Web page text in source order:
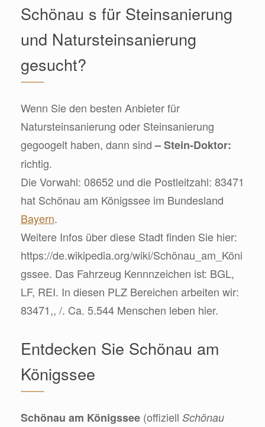
Schönau s für Steinsanierung
und Natursteinsanierung
gesucht?
Wenn Sie den besten Anbieter für
Natursteinsanierung oder Steinsanierung
gegoogelt haben, dann sind– Stein-Doktor:
richtig.
Die Vorwahl: 08652 und die Postleitzahl: 83471
hat Schönau am Königssee im Bundesland
Bayern.
Weitere Infos über diese Stadt finden Sie hier:
https://de.wikipedia.org/wiki/Schönau_am_Köni
gssee. Das Fahrzeug Kennnzeichen ist: BGL,
LF, REI. In diesen PLZ Bereichen arbeiten wir:
83471,, /. Ca. 5.544 Menschen leben hier.
Entdecken Sie Schönau am
Königssee
Schönau am Königssee (offiziell Schönau